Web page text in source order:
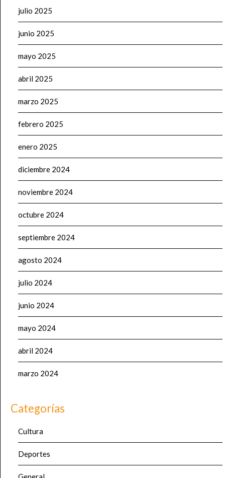
julio 2025
junio 2025
mayo 2025
abril 2025
marzo 2025
febrero 2025
enero 2025
diciembre 2024
noviembre 2024
octubre 2024
septiembre 2024
agosto 2024
julio 2024
junio 2024
mayo 2024
abril 2024
marzo 2024
Categorías
Cultura
Deportes